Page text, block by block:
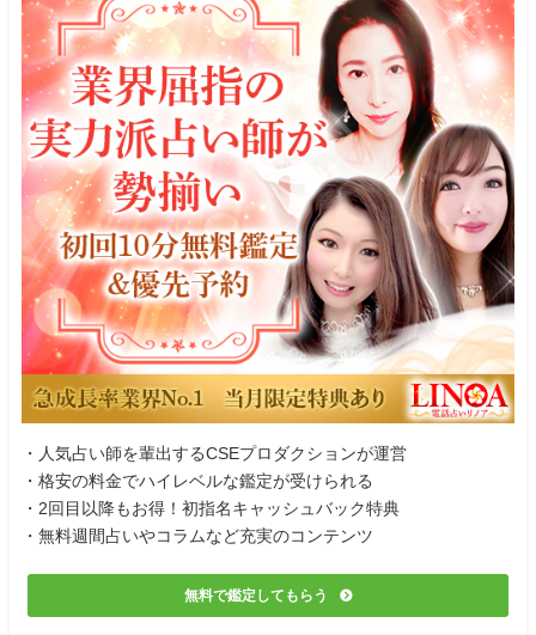
・人気占い師を輩出するCSEプロダクションが運営
・格安の料金でハイレベルな鑑定が受けられる
・2回目以降もお得！初指名キャッシュバック特典
・無料週間占いやコラムなど充実のコンテンツ
無料で鑑定してもらう